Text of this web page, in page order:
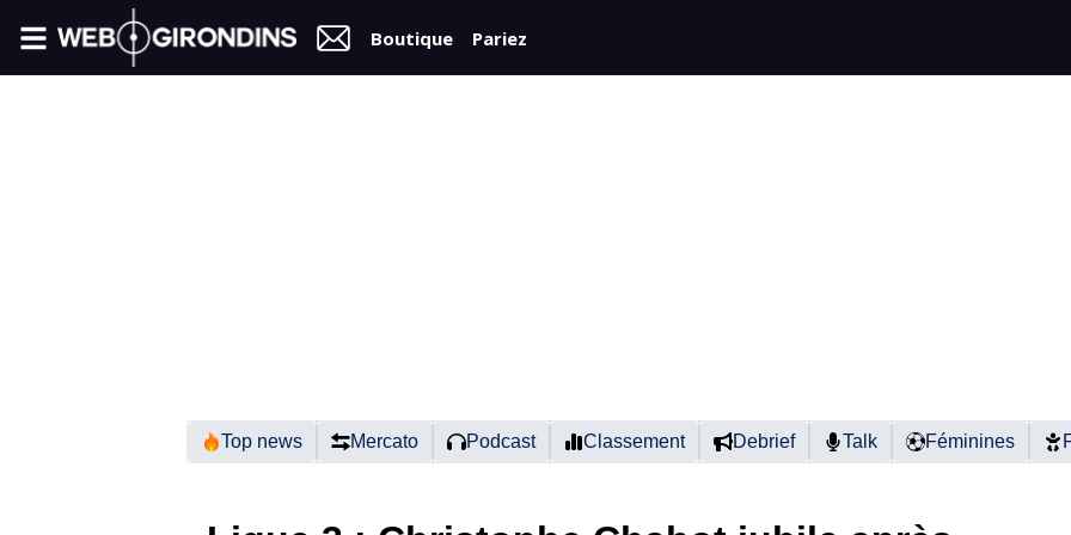
Boutique Pariez
Top news Mercato Podcast Classement Debrief Talk Féminines